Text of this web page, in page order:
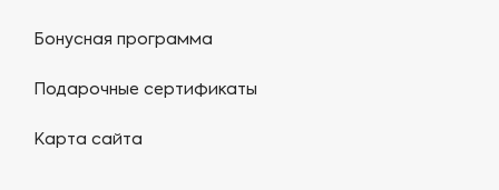
Бонусная программа
Подарочные сертификаты
Карта сайта